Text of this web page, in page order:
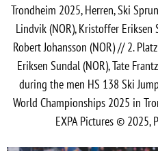
Trondheim 2025, Herren, Ski
Lindvik (NOR), Kristoffer Eriksen
Robert Johansson (NOR) // 2.
Eriksen Sundal (NOR), Tate
during the men HS 138 Ski
World Championships 2025 in
EXPA Pictures © 2025,